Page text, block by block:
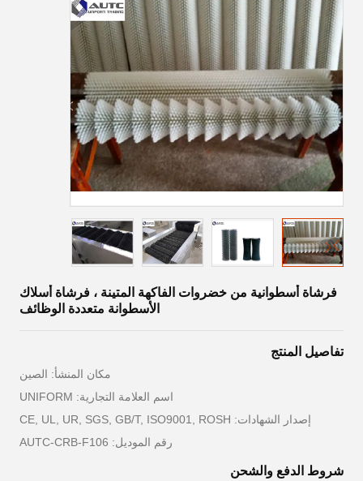
فرشاة أسطوانية من خضروات الفاكهة المتينة ، فرشاة أسلاك
الأسطوانة متعددة الوظائف
تفاصيل المنتج
مكان المنشأ: الصين
اسم العلامة التجارية: UNIFORM
إصدار الشهادات: CE, UL, UR, SGS, GB/T, ISO9001, ROSH
رقم الموديل: AUTC-CRB-F106
شروط الدفع والشحن